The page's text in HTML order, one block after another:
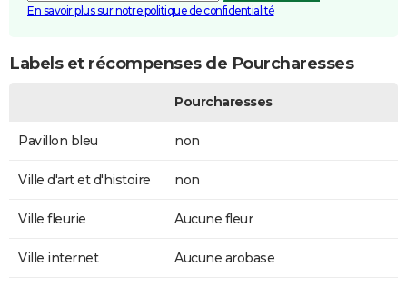
En savoir plus sur notre politique de confidentialité
Labels et récompenses de Pourcharesses
Pourcharesses
Pavillon bleu non
Ville d'art et d'histoire non
Ville fleurie Aucune fleur
Ville internet Aucune arobase